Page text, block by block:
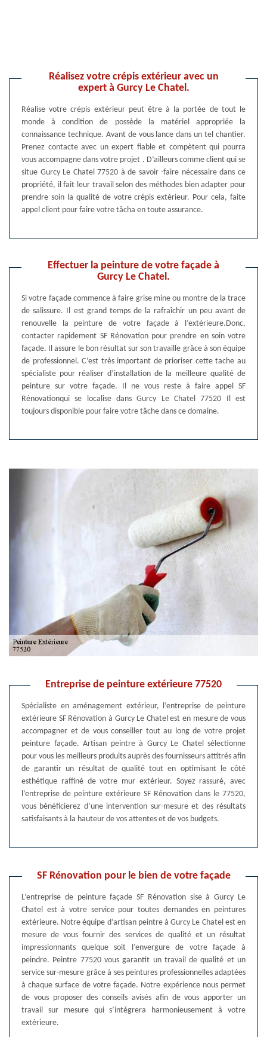
Réalisez votre crépis extérieur avec un
expert à Gurcy Le Chatel.
Réalise votre crépis extérieur peut être à la portée de tout le
monde à condition de possède la matériel appropriée la
connaissance technique. Avant de vous lance dans un tel chantier.
Prenez contacte avec un expert fiable et compètent qui pourra
vous accompagne dans votre projet . D’ailleurs comme client qui se
situe Gurcy Le Chatel 77520 à de savoir -faire nécessaire dans ce
propriété, il fait leur travail selon des méthodes bien adapter pour
prendre soin la qualité de votre crépis extérieur. Pour cela, faite
appel client pour faire votre tâcha en toute assurance.
Effectuer la peinture de votre façade à
Gurcy Le Chatel.
Si votre façade commence à faire grise mine ou montre de la trace
de salissure. Il est grand temps de la rafraîchir un peu avant de
renouvelle la peinture de votre façade à l’extérieure.Donc,
contacter rapidement SF Rénovation pour prendre en soin votre
façade. Il assure le bon résultat sur son travaille grâce à son équipe
de professionnel. C’est très important de prioriser cette tache au
spécialiste pour réaliser d’installation de la meilleure qualité de
peinture sur votre façade. Il ne vous reste à faire appel SF
Rénovationqui se localise dans Gurcy Le Chatel 77520 Il est
toujours disponible pour faire votre tâche dans ce domaine.
Entreprise de peinture extérieure 77520
Spécialiste en aménagement extérieur, l’entreprise de peinture
extérieure SF Rénovation à Gurcy Le Chatel est en mesure de vous
accompagner et de vous conseiller tout au long de votre projet
peinture façade. Artisan peintre à Gurcy Le Chatel sélectionne
pour vous les meilleurs produits auprès des fournisseurs attitrés afin
de garantir un résultat de qualité tout en optimisant le côté
esthétique raffiné de votre mur extérieur. Soyez rassuré, avec
l’entreprise de peinture extérieure SF Rénovation dans le 77520,
vous bénéficierez d’une intervention sur-mesure et des résultats
satisfaisants à la hauteur de vos attentes et de vos budgets.
SF Rénovation pour le bien de votre façade
L’entreprise de peinture façade SF Rénovation sise à Gurcy Le
Chatel est à votre service pour toutes demandes en peintures
extérieure. Notre équipe d’artisan peintre à Gurcy Le Chatel est en
mesure de vous fournir des services de qualité et un résultat
impressionnants quelque soit l’envergure de votre façade à
peindre. Peintre 77520 vous garantit un travail de qualité et un
service sur-mesure grâce à ses peintures professionnelles adaptées
à chaque surface de votre façade. Notre expérience nous permet
de vous proposer des conseils avisés afin de vous apporter un
travail sur mesure qui s’intégrera harmonieusement à votre
extérieure.